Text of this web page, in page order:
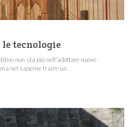
le tecnologie
non sta più nell'adottare nuove
nel saperne trarre un...